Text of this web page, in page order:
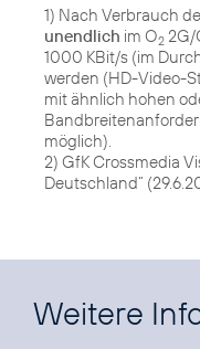
1) Nach Verbrauch
unendlich im O2 2G/
1000 KBit/s (im
werden (HD-Video-
mit ähnlich hohen
möglich).
2) GfK Crossmedia
Deutschland“
Weitere